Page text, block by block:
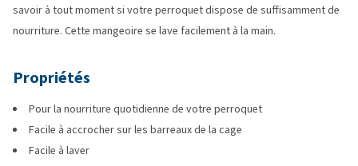
savoir à tout moment si votre perroquet dispose de suffisamment de
nourriture. Cette mangeoire se lave facilement à la main.
Propriétés
Pour la nourriture quotidienne de votre perroquet
Facile à accrocher sur les barreaux de la cage
Facile à laver